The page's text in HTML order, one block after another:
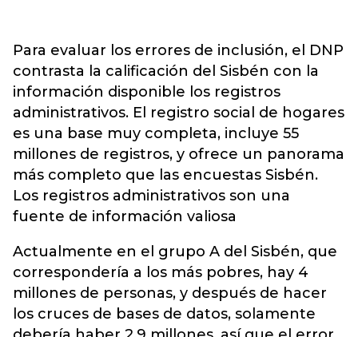
Para evaluar los errores de inclusión, el DNP
contrasta la calificación del Sisbén con la
información disponible los registros
administrativos. El registro social de hogares
es una base muy completa, incluye 55
millones de registros, y ofrece un panorama
más completo que las encuestas Sisbén.
Los registros administrativos son una
fuente de información valiosa
Actualmente en el grupo A del Sisbén, que
correspondería a los más pobres, hay 4
millones de personas, y después de hacer
los cruces de bases de datos, solamente